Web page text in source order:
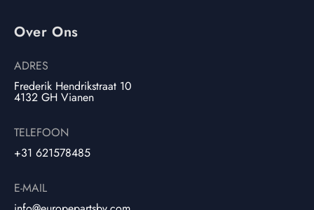
Over Ons
ADRES
Frederik Hendrikstraat 10
4132 GH Vianen
TELEFOON
+31 621578485
E-MAIL